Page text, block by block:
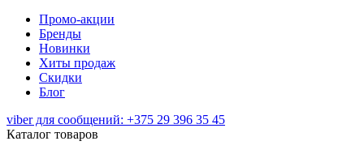
Промо-акции
Бренды
Новинки
Хиты продаж
Скидки
Блог
viber для сообщений: +375 29 396 35 45
Каталог товаров